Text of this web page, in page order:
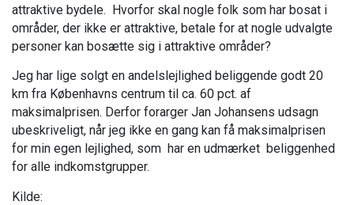
attraktive bydele. Hvorfor skal nogle folk som har bosat i
områder, der ikke er attraktive, betale for at nogle udvalgte
personer kan bosætte sig i attraktive områder?
Jeg har lige solgt en andelslejlighed beliggende godt 20
km fra Københavns centrum til ca. 60 pct. af
maksimalprisen. Derfor forarger Jan Johansens udsagn
ubeskriveligt, når jeg ikke en gang kan få maksimalprisen
for min egen lejlighed, som har en udmærket beliggenhed
for alle indkomstgrupper.
Kilde: